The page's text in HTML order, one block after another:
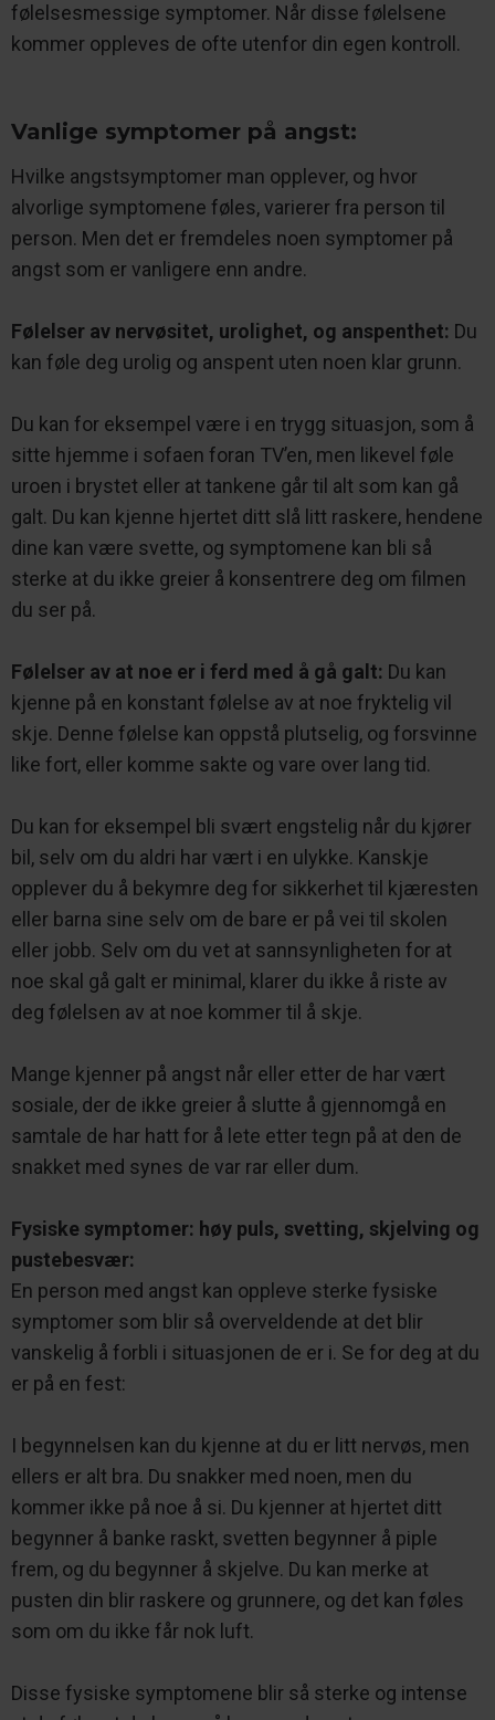
følelsesmessige symptomer. Når disse følelsene
kommer oppleves de ofte utenfor din egen kontroll.
Vanlige symptomer på angst:
Hvilke angstsymptomer man opplever, og hvor
alvorlige symptomene føles, varierer fra person til
person. Men det er fremdeles noen symptomer på
angst som er vanligere enn andre.
Følelser av nervøsitet, urolighet, og anspenthet: Du
kan føle deg urolig og anspent uten noen klar grunn.
Du kan for eksempel være i en trygg situasjon, som å
sitte hjemme i sofaen foran TV’en, men likevel føle
uroen i brystet eller at tankene går til alt som kan gå
galt. Du kan kjenne hjertet ditt slå litt raskere, hendene
dine kan være svette, og symptomene kan bli så
sterke at du ikke greier å konsentrere deg om filmen
du ser på.
Følelser av at noe er i ferd med å gå galt: Du kan
kjenne på en konstant følelse av at noe fryktelig vil
skje. Denne følelse kan oppstå plutselig, og forsvinne
like fort, eller komme sakte og vare over lang tid.
Du kan for eksempel bli svært engstelig når du kjører
bil, selv om du aldri har vært i en ulykke. Kanskje
opplever du å bekymre deg for sikkerhet til kjæresten
eller barna sine selv om de bare er på vei til skolen
eller jobb. Selv om du vet at sannsynligheten for at
noe skal gå galt er minimal, klarer du ikke å riste av
deg følelsen av at noe kommer til å skje.
Mange kjenner på angst når eller etter de har vært
sosiale, der de ikke greier å slutte å gjennomgå en
samtale de har hatt for å lete etter tegn på at den de
snakket med synes de var rar eller dum.
Fysiske symptomer: høy puls, svetting, skjelving og
pustebesvær:
En person med angst kan oppleve sterke fysiske
symptomer som blir så overveldende at det blir
vanskelig å forbli i situasjonen de er i. Se for deg at du
er på en fest:
I begynnelsen kan du kjenne at du er litt nervøs, men
ellers er alt bra. Du snakker med noen, men du
kommer ikke på noe å si. Du kjenner at hjertet ditt
begynner å banke raskt, svetten begynner å piple
frem, og du begynner å skjelve. Du kan merke at
pusten din blir raskere og grunnere, og det kan føles
som om du ikke får nok luft.
Disse fysiske symptomene blir så sterke og intense